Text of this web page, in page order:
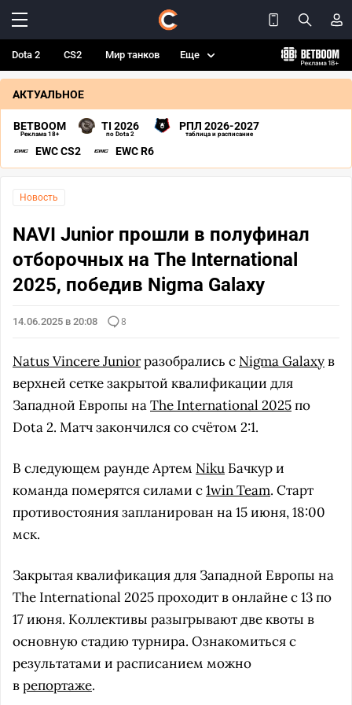
Dota 2 CS2 Мир танков Еще
АКТУАЛЬНОЕ
BETBOOM
Реклама 18+
TI 2026
по Dota 2
РПЛ 2026-2027
таблица и расписание
EWC CS2 EWC R6
Новость
NAVI Junior прошли в полуфинал
отборочных на The International
2025, победив Nigma Galaxy
14.06.2025 в 20:08 8
Natus Vincere Juniorразобрались с Nigma Galaxyв
верхней сетке закрытой квалификации для
Западной Европы наThe International 2025по
Dota 2. Матч закончился со счётом 2:1.
В следующем раунде Артем Niku Бачкур и
команда померятся силами с1win Team. Старт
противостояния запланирован на 15 июня, 18:00
мск.
Закрытая квалификация для Западной Европы на
The International 2025 проходит в онлайне с 13 по
17 июня. Коллективы разыгрывают две квоты в
основную стадию турнира. Ознакомиться с
результатами и расписанием можно
врепортаже.